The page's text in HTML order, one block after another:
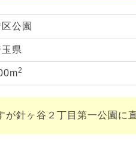
公園
県
2
針ヶ谷２丁目第一公園に